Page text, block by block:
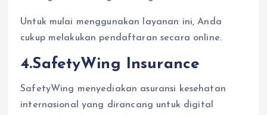
Untuk mulai menggunakan layanan ini, Anda
cukup melakukan pendaftaran secara online.
4.SafetyWing Insurance
SafetyWing menyediakan asuransi kesehatan
internasional yang dirancang untuk digital